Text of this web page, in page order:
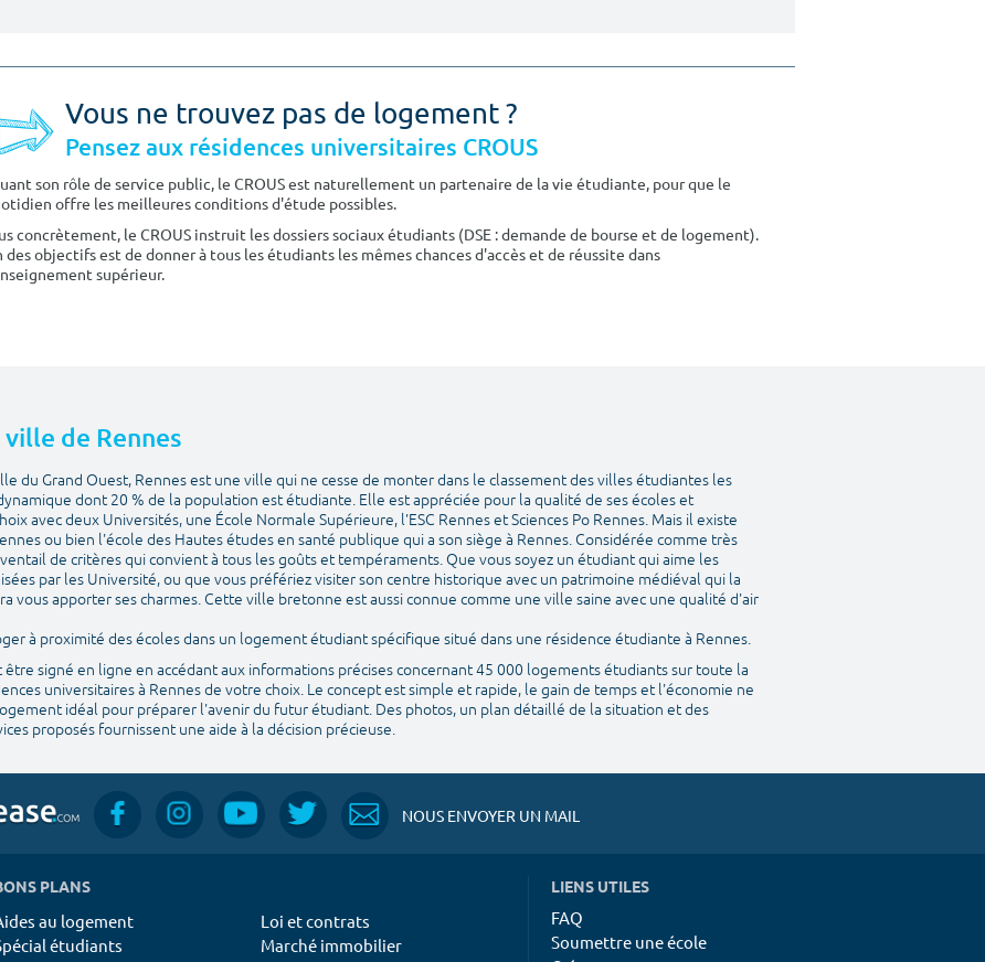
Vous ne trouvez pas de logement ?
Pensez aux résidences universitaires CROUS
son rôle de service public, le CROUS est naturellement un partenaire de la vie étudiante, pour que le
offre les meilleures conditions d'étude possibles.
concrètement, le CROUS instruit les dossiers sociaux étudiants (DSE : demande de bourse et de logement).
des objectifs est de donner à tous les étudiants les mêmes chances d'accès et de réussite dans
supérieur.
de Rennes
du Grand Ouest, Rennes est une ville qui ne cesse de monter dans le classement des villes étudiantes les
dont 20 % de la population est étudiante. Elle est appréciée pour la qualité de ses écoles et
avec deux Universités, une École Normale Supérieure, l'ESC Rennes et Sciences Po Rennes. Mais il existe
ou bien l'école des Hautes études en santé publique qui a son siège à Rennes. Considérée comme très
de critères qui convient à tous les goûts et tempéraments. Que vous soyez un étudiant qui aime les
par les Université, ou que vous préfériez visiter son centre historique avec un patrimoine médiéval qui la
vous apporter ses charmes. Cette ville bretonne est aussi connue comme une ville saine avec une qualité d'air
à proximité des écoles dans un logement étudiant spécifique situé dans une résidence étudiante à Rennes.
être signé en ligne en accédant aux informations précises concernant 45 000 logements étudiants sur toute la
universitaires à Rennes de votre choix. Le concept est simple et rapide, le gain de temps et l'économie ne
idéal pour préparer l'avenir du futur étudiant. Des photos, un plan détaillé de la situation et des
proposés fournissent une aide à la décision précieuse.
NOUS ENVOYER UN MAIL
PLANS
au logement
étudiants
Loi et contrats
Marché immobilier
LIENS UTILES
FAQ
Soumettre une école